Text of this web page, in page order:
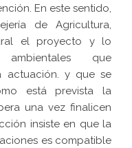
En este sentido,
de Agricultura,
el proyecto y lo
que
actuación. y que se
está prevista la
una vez finalicen
insiste en que la
es compatible